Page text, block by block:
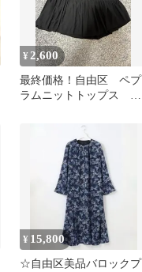
¥2,600
最終価格！自由区 ペプ
ラムニットトップス 44
¥ 15,800
☆自由区美品バロックプ